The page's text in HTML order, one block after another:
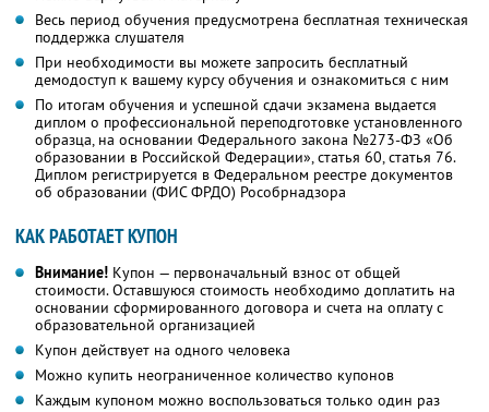
Весь период обучения предусмотрена бесплатная техническая
поддержка слушателя
При необходимости вы можете запросить бесплатный
демодоступ к вашему курсу обучения и ознакомиться с ним
По итогам обучения и успешной сдачи экзамена выдается
диплом о профессиональной переподготовке установленного
образца, на основании Федерального закона №273-ФЗ «Об
образовании в Российской Федерации», статья 60, статья 76.
Диплом регистрируется в Федеральном реестре документов
об образовании (ФИС ФРДО) Рособрнадзора
КАК РАБОТАЕТ КУПОН
Внимание! Купон — первоначальный взнос от общей
стоимости. Оставшуюся стоимость необходимо доплатить на
основании сформированного договора и счета на оплату с
образовательной организацией
Купон действует на одного человека
Можно купить неограниченное количество купонов
Каждым купоном можно воспользоваться только один раз